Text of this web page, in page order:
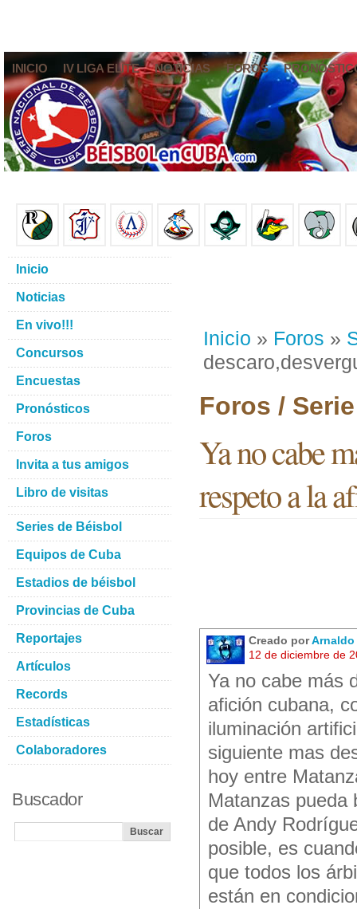
INICIO IV LIGA ELITE NOTICIAS FOROS
Inicio » Foros »
Foros /
Ya no cabe
respeto a la
Creado porArnaldo
12 de diciembre de
Ya no cabe más
afición cubana,
iluminación
siguiente mas
hoy entre
Matanzas pueda
de Andy
posible, es
que todos los
están en
Inicio
Noticias
En vivo!!!
Concursos
Encuestas
Pronósticos
Foros
Invita a tus amigos
Libro de visitas
Series de Béisbol
Equipos de Cuba
Estadios de béisbol
Provincias de Cuba
Reportajes
Artículos
Records
Estadísticas
Colaboradores
Buscador